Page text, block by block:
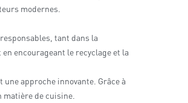
modernes.
tant dans la
encourageant le recyclage et la
approche innovante. Grâce à
de cuisine.